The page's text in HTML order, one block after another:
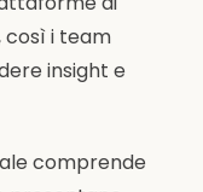
così i team
insight e
comprende